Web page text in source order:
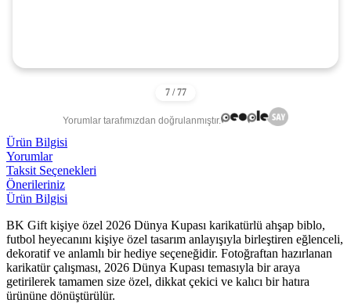
Yorumlar tarafımızdan doğrulanmıştır.
Ürün Bilgisi
Yorumlar
Taksit Seçenekleri
Önerileriniz
Ürün Bilgisi
BK Gift kişiye özel 2026 Dünya Kupası karikatürlü ahşap biblo,
futbol heyecanını kişiye özel tasarım anlayışıyla birleştiren eğlenceli,
dekoratif ve anlamlı bir hediye seçeneğidir. Fotoğraftan hazırlanan
karikatür çalışması, 2026 Dünya Kupası temasıyla bir araya
getirilerek tamamen size özel, dikkat çekici ve kalıcı bir hatıra
ürününe dönüştürülür.